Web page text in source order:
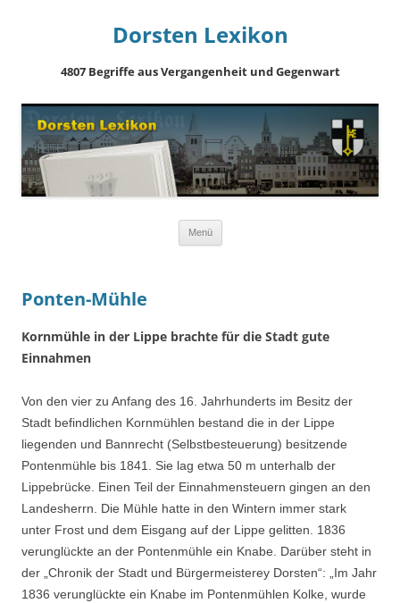
Dorsten Lexikon
4807 Begriffe aus Vergangenheit und Gegenwart
Menü
Ponten-Mühle
Kornmühle in der Lippe brachte für die Stadt gute
Einnahmen
Von den vier zu Anfang des 16. Jahrhunderts im Besitz der
Stadt befindlichen Kornmühlen bestand die in der Lippe
liegenden und Bannrecht (Selbstbesteuerung) besitzende
Pontenmühle bis 1841. Sie lag etwa 50 m unterhalb der
Lippebrücke. Einen Teil der Einnahmensteuern gingen an den
Landesherrn. Die Mühle hatte in den Wintern immer stark
unter Frost und dem Eisgang auf der Lippe gelitten. 1836
verunglückte an der Pontenmühle ein Knabe. Darüber steht in
der „Chronik der Stadt und Bürgermeisterey Dorsten“: „Im Jahr
1836 verunglückte ein Knabe im Pontenmühlen Kolke, wurde